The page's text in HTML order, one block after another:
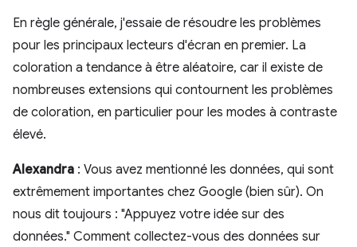
En règle générale, j'essaie de résoudre les problèmes
pour les principaux lecteurs d'écran en premier. La
coloration a tendance à être aléatoire, car il existe de
nombreuses extensions qui contournent les problèmes
de coloration, en particulier pour les modes à contraste
élevé.
Alexandra : Vous avez mentionné les données, qui sont
extrêmement importantes chez Google (bien sûr). On
nous dit toujours : "Appuyez votre idée sur des
données." Comment collectez-vous des données sur